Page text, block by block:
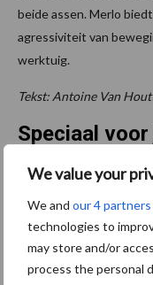
We value your
We and our 4 partners
technologies to
may store and/or
process the personal
beide assen. Merlo
agressiviteit van
werktuig.
Tekst: Antoine Van
Speciaal